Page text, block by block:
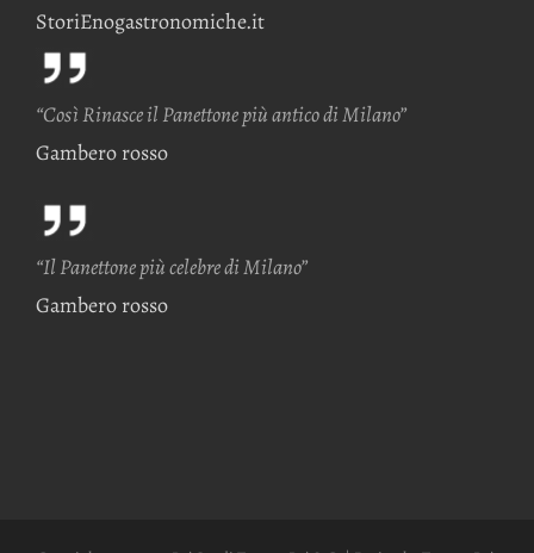
StoriEnogastronomiche.it
“Così Rinasce il Panettone più antico di Milano”
Gambero rosso
“Il Panettone più celebre di Milano”
Gambero rosso